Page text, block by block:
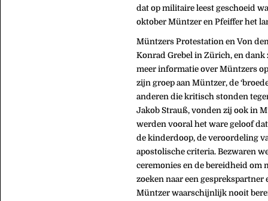
dat op militaire leest geschoeid
oktober Müntzer en Pfeiffer het
Müntzers Protestation en Von
Konrad Grebel in Zürich, en
meer informatie over Müntzers
zijn groep aan Müntzer, de
anderen die kritisch stonden
Jakob Strauß, vonden zij ook in
werden vooral het ware geloof
de kinderdoop, de veroordeling
apostolische criteria. Bezwaren
ceremonies en de bereidheid om
zoeken naar een
Müntzer waarschijnlijk nooit